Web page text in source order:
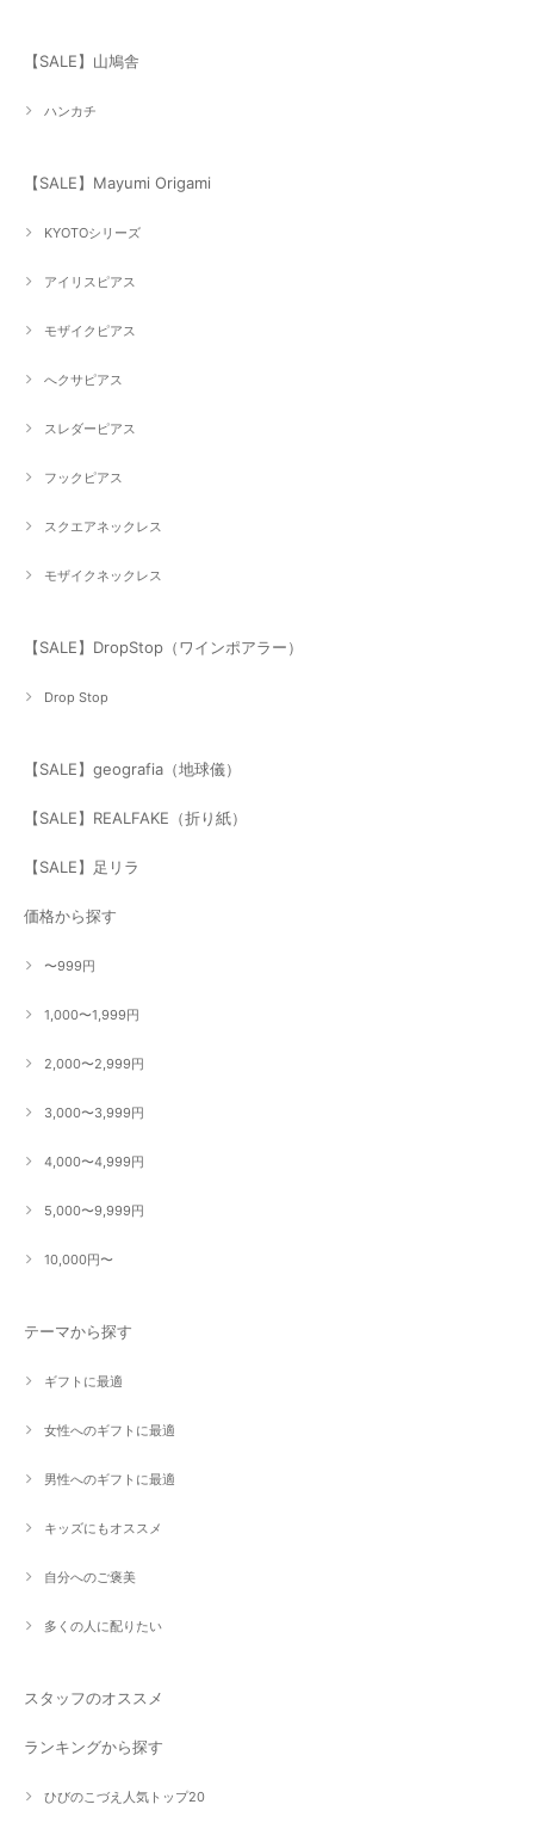
【SALE】山鳩舎
ハンカチ
【SALE】Mayumi Origami
KYOTOシリーズ
アイリスピアス
モザイクピアス
へクサピアス
スレダーピアス
フックピアス
スクエアネックレス
モザイクネックレス
【SALE】DropStop（ワインポアラー）
Drop Stop
【SALE】geografia（地球儀）
【SALE】REALFAKE（折り紙）
【SALE】足リラ
価格から探す
〜999円
1,000〜1,999円
2,000〜2,999円
3,000〜3,999円
4,000〜4,999円
5,000〜9,999円
10,000円〜
テーマから探す
ギフトに最適
女性へのギフトに最適
男性へのギフトに最適
キッズにもオススメ
自分へのご褒美
多くの人に配りたい
スタッフのオススメ
ランキングから探す
ひびのこづえ人気トップ20